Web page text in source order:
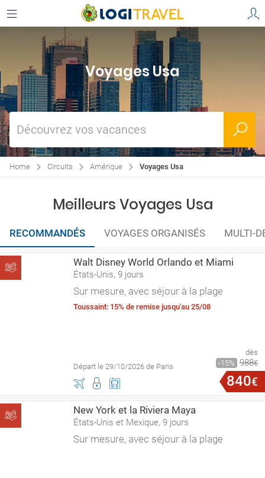
Voyages Usa
Découvrez vos vacances
Home Circuits Amérique Voyages Usa
Meilleurs Voyages Usa
RECOMMANDÉS VOYAGES ORGANISÉS MULTI-
Walt Disney World Orlando et Miami
États-Unis, 9 jours
Sur mesure, avec séjour à la plage
Toussaint: 15% de remise jusqu'au 25/08
Départ le 29/10/2026 de Paris
dès
15
988€
840€
New York et la Riviera Maya
États-Unis et Mexique, 9 jours
Sur mesure, avec séjour à la plage